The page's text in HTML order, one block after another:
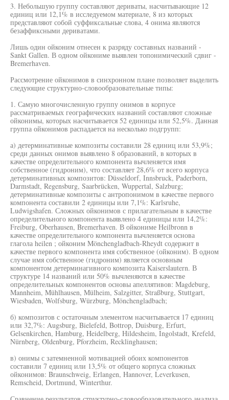
3. Небольшую группу составляют дериваты, насчитывающие 12
единиц или 12,1% в исследуемом материале, 8 из которых
представляют собой суффиксальные слова, 4 онима являются
безаффиксными дериватами.
Лишь один ойконим отнесен к разряду составных названий -
Sankt Gallen. В одном ойкониме выявлен топонимический сдвиг -
Bremerhaven.
Рассмотрение ойконимов в синхронном плане позволяет выделить
следующие структурно-словообразовательные типы:
1. Самую многочисленную группу онимов в корпусе
рассматриваемых географических названий составляют сложные
ойконимы, которых насчитывается 52 единицы или 52,5%. Данная
группа ойконимов распадается на несколько подгрупп:
а) детерминативные композиты составили 28 единиц или 53,9%;
среди данных онимов выявлено 8 образований, в которых в
качестве определительного компонента вычленяется имя
собственное (гидроним), что составляет 28,6% от всего корпуса
детерминативных композитов: Düsseldorf, Innsbruck, Paderborn,
Darmstadt, Regensburg, Saarbrücken, Wuppertal, Salzburg;
детерминативные композиты с антропонимом в качестве первого
компонента составили 2 единицы или 7,1%: Karlsruhe,
Ludwigshafen. Сложных ойконимов с прилагательным в качестве
определительного компонента выявлено 4 единицы или 14,2%:
Freiburg, Oberhausen, Bremerhaven. В ойкониме Heilbronn в
качестве определительного компонента вычленяется основа
глагола heilen ; ойконим Mönchengladbach-Rheydt содержит в
качестве первого компонента имя собственное (ойконим). В одном
случае имя собственное (гидроним) является основным
компонентом детерминагивного композита Kaiserslautern. В
структуре 14 названий или 50% вычленяются в качестве
определительных компонентов основы апеллятивов: Magdeburg,
Mannheim, Mühlhausen, Mülheim, Salzgitter, Straßburg, Stuttgart,
Wiesbaden, Wolfsburg, Würzburg, Mönchengladbach;
б) композитов с остаточным элементом насчитывается 17 единиц
или 32,7%: Augsburg, Bielefeld, Bottrop, Duisburg, Erfurt,
Gelsenkirchen, Hamburg, Heidelberg, Hildesheim, Ingolstadt, Krefeld,
Nürnberg, Oldenburg, Pforzheim, Recklinghausen;
в) онимы с затемненной мотивацией обоих компонентов
составили 7 единиц или 13,5% от общего корпуса сложных
ойконимов: Braunschweig, Erlangen, Hannover, Leverkusen,
Remscheid, Dortmund, Winterthur.